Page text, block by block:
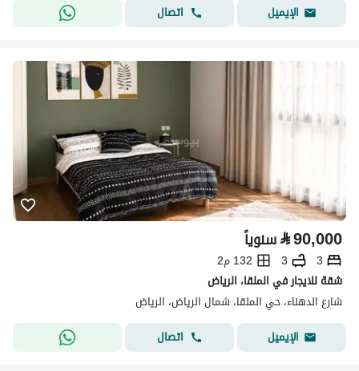
الإيميل
اتصال
⃁90,000 سنوياً
3
3
132 م2
شقة للايجار في الملقا، الرياض
شارع الدهناء، حي الملقا، شمال الرياض، الرياض
الإيميل
اتصال